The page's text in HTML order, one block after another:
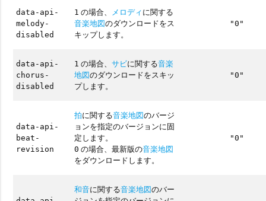
data-api-
melody-
disabled
1 の場合、 メロディに関する
音楽地図のダウンロードをス
キップします。
"0"
data-api-
chorus-
disabled
1 の場合、サビに関する音楽
地図のダウンロードをスキッ
プします。
"0"
data-api-
beat-
revision
拍に関する音楽地図のバージ
ョンを指定のバージョンに固
定します。
0 の場合、最新版の音楽地図
をダウンロードします。
"0"
和音に関する音楽地図のバー